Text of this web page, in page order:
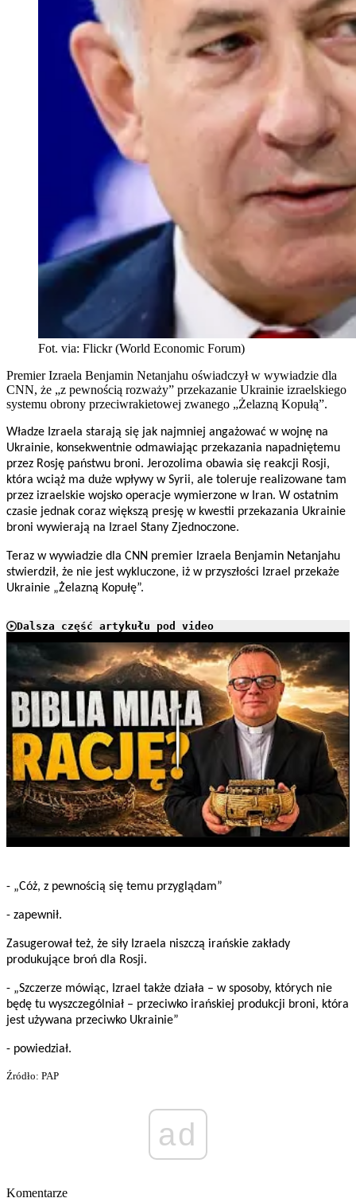
Fot. via: Flickr (World Economic Forum)
Premier Izraela Benjamin Netanjahu oświadczył w wywiadzie dla
CNN, że „z pewnością rozważy” przekazanie Ukrainie izraelskiego
systemu obrony przeciwrakietowej zwanego „Żelazną Kopułą”.
Władze Izraela starają się jak najmniej angażować w wojnę na
Ukrainie, konsekwentnie odmawiając przekazania napadniętemu
przez Rosję państwu broni. Jerozolima obawia się reakcji Rosji,
która wciąż ma duże wpływy w Syrii, ale toleruje realizowane tam
przez izraelskie wojsko operacje wymierzone w Iran. W ostatnim
czasie jednak coraz większą presję w kwestii przekazania Ukrainie
broni wywierają na Izrael Stany Zjednoczone.
Teraz w wywiadzie dla CNN premier Izraela Benjamin Netanjahu
stwierdził, że nie jest wykluczone, iż w przyszłości Izrael przekaże
Ukrainie „Żelazną Kopułę”.
Dalsza część artykułu pod video
Play
- „Cóż, z pewnością się temu przyglądam”
- zapewnił.
Zasugerował też, że siły Izraela niszczą irańskie zakłady
produkujące broń dla Rosji.
- „Szczerze mówiąc, Izrael także działa – w sposoby, których nie
będę tu wyszczególniał – przeciwko irańskiej produkcji broni, która
jest używana przeciwko Ukrainie”
- powiedział.
Źródło: PAP
ad
Komentarze